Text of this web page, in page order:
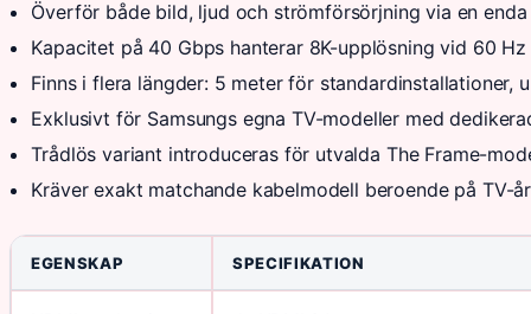
Överför både bild, ljud och strömförsörjning via en
Kapacitet på 40 Gbps hanterar 8K-upplösning vid 60
Finns i flera längder: 5 meter för standardinstallationer,
Exklusivt för Samsungs egna TV-modeller med
Trådlös variant introduceras för utvalda The Frame-
Kräver exakt matchande kabelmodell beroende på TV-
EGENSKAP SPECIFIKATION